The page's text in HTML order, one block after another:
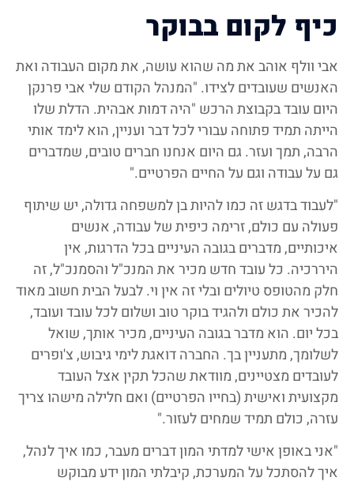
כיף לקום בבוקר
אבי וולף אוהב את מה שהוא עושה, את מקום העבודה ואת
האנשים שעובדים לצידו. "המנהל הקודם שלי אבי פרנקן
היום עובד בקבוצת הרכש "היה דמות אבהית. הדלת שלו
הייתה תמיד פתוחה עבורי לכל דבר ועניין, הוא לימד אותי
הרבה, תמך ועזר. גם היום אנחנו חברים טובים, שמדברים
גם על עבודה וגם על החיים הפרטיים."
"לעבוד בדגש זה כמו להיות בן למשפחה גדולה, יש שיתוף
פעולה עם כולם, זרימה כיפית של עבודה, אנשים
איכותיים, מדברים בגובה העיניים בכל הדרגות, אין
היררכיה. כל עובד חדש מכיר את המנכ"ל והסמנכ"ל, זה
חלק מהטופס טיולים ובלי זה אין וי. לבעל הבית חשוב מאוד
להכיר את כולם ולהגיד בוקר טוב ושלום לכל עובד ועובד,
בכל יום. הוא מדבר בגובה העיניים, מכיר אותך, שואל
לשלומך, מתעניין בך. החברה דואגת לימי גיבוש, צ'ופרים
לעובדים מצטיינים, מוודאת שהכל תקין אצל העובד
מקצועית ואישית (בחייו הפרטיים) ואם חלילה מישהו צריך
עזרה, כולם תמיד שמחים לעזור."
"אני באופן אישי למדתי המון דברים מעבר, כמו איך לנהל,
איך להסתכל על המערכת, קיבלתי המון ידע מבוקש